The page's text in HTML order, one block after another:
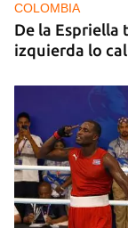
COLOMBIA
De la Espriella
izquierda lo